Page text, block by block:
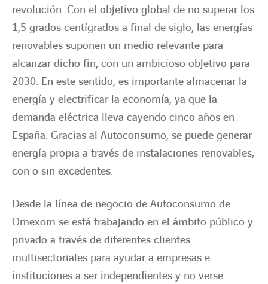
revolución. Con el objetivo global de no superar los
1,5 grados centígrados a final de siglo, las energías
renovables suponen un medio relevante para
alcanzar dicho fin, con un ambicioso objetivo para
2030. En este sentido, es importante almacenar la
energía y electrificar la economía, ya que la
demanda eléctrica lleva cayendo cinco años en
España. Gracias al Autoconsumo, se puede generar
energía propia a través de instalaciones renovables,
con o sin excedentes.
Desde la línea de negocio de Autoconsumo de
Omexom se está trabajando en el ámbito público y
privado a través de diferentes clientes
multisectoriales para ayudar a empresas e
instituciones a ser independientes y no verse